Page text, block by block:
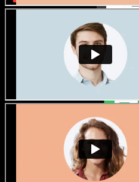
Stort urval av
röster med alla